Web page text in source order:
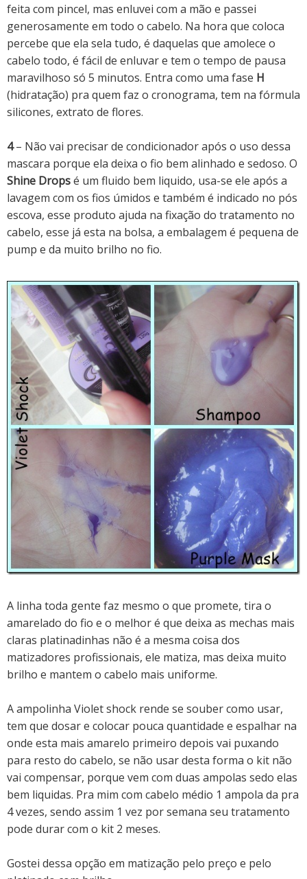
feita com pincel, mas enluvei com a mão e passei
generosamente em todo o cabelo. Na hora que coloca
percebe que ela sela tudo, é daquelas que amolece o
cabelo todo, é fácil de enluvar e tem o tempo de pausa
maravilhoso só 5 minutos. Entra como uma fase H
(hidratação) pra quem faz o cronograma, tem na fórmula
silicones, extrato de flores.
4– Não vai precisar de condicionador após o uso dessa
mascara porque ela deixa o fio bem alinhado e sedoso. O
Shine Dropsé um fluido bem liquido, usa-se ele após a
lavagem com os fios úmidos e também é indicado no pós
escova, esse produto ajuda na fixação do tratamento no
cabelo, esse já esta na bolsa, a embalagem é pequena de
pump e da muito brilho no fio.
A linha toda gente faz mesmo o que promete, tira o
amarelado do fio e o melhor é que deixa as mechas mais
claras platinadinhas não é a mesma coisa dos
matizadores profissionais, ele matiza, mas deixa muito
brilho e mantem o cabelo mais uniforme.
A ampolinha Violet shock rende se souber como usar,
tem que dosar e colocar pouca quantidade e espalhar na
onde esta mais amarelo primeiro depois vai puxando
para resto do cabelo, se não usar desta forma o kit não
vai compensar, porque vem com duas ampolas sedo elas
bem liquidas. Pra mim com cabelo médio 1 ampola da pra
4 vezes, sendo assim 1 vez por semana seu tratamento
pode durar com o kit 2 meses.
Gostei dessa opção em matização pelo preço e pelo